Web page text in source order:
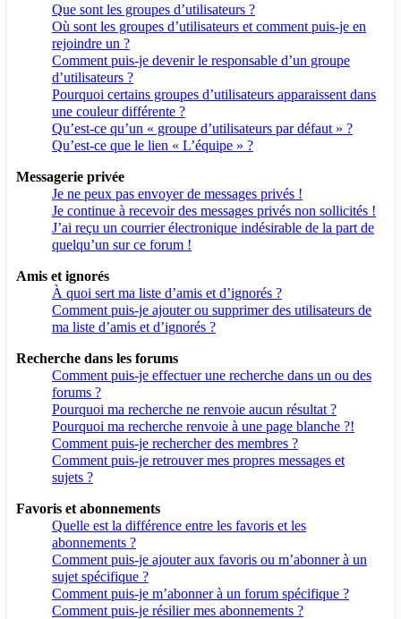
Que sont les groupes d’utilisateurs ?
Où sont les groupes d’utilisateurs et comment puis-je en
rejoindre un ?
Comment puis-je devenir le responsable d’un groupe
d’utilisateurs ?
Pourquoi certains groupes d’utilisateurs apparaissent dans
une couleur différente ?
Qu’est-ce qu’un « groupe d’utilisateurs par défaut » ?
Qu’est-ce que le lien « L’équipe » ?
Messagerie privée
Je ne peux pas envoyer de messages privés !
Je continue à recevoir des messages privés non sollicités !
J’ai reçu un courrier électronique indésirable de la part de
quelqu’un sur ce forum !
Amis et ignorés
À quoi sert ma liste d’amis et d’ignorés ?
Comment puis-je ajouter ou supprimer des utilisateurs de
ma liste d’amis et d’ignorés ?
Recherche dans les forums
Comment puis-je effectuer une recherche dans un ou des
forums ?
Pourquoi ma recherche ne renvoie aucun résultat ?
Pourquoi ma recherche renvoie à une page blanche ?!
Comment puis-je rechercher des membres ?
Comment puis-je retrouver mes propres messages et
sujets ?
Favoris et abonnements
Quelle est la différence entre les favoris et les
abonnements ?
Comment puis-je ajouter aux favoris ou m’abonner à un
sujet spécifique ?
Comment puis-je m’abonner à un forum spécifique ?
Comment puis-je résilier mes abonnements ?